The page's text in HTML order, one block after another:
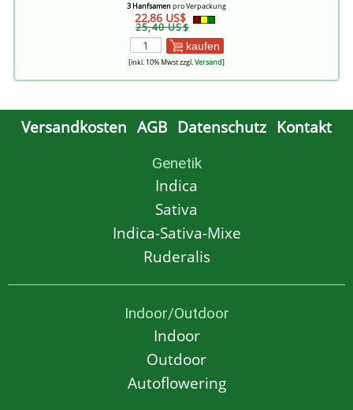
3 Hanfsamenpro Verpackung
22,86 US$
25,40 US$
kaufen
[inkl. 10% Mwst zzgl.Versand]
Versandkosten AGB Datenschutz Kontakt
Genetik
Indica
Sativa
Indica-Sativa-Mixe
Ruderalis
Indoor/Outdoor
Indoor
Outdoor
Autoflowering